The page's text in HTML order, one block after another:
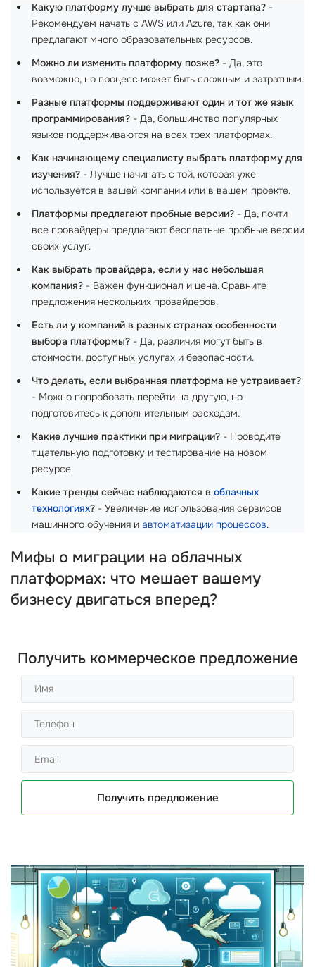
Какую платформу лучше выбрать для стартапа? -
Рекомендуем начать с AWS или Azure, так как они
предлагают много образовательных ресурсов.
Можно ли изменить платформу позже? - Да, это
возможно, но процесс может быть сложным и затратным.
Разные платформы поддерживают один и тот же язык
программирования? - Да, большинство популярных
языков поддерживаются на всех трех платформах.
Как начинающему специалисту выбрать платформу для
изучения? - Лучше начинать с той, которая уже
используется в вашей компании или в вашем проекте.
Платформы предлагают пробные версии? - Да, почти
все провайдеры предлагают бесплатные пробные версии
своих услуг.
Как выбрать провайдера, если у нас небольшая
компания? - Важен функционал и цена. Сравните
предложения нескольких провайдеров.
Есть ли у компаний в разных странах особенности
выбора платформы? - Да, различия могут быть в
стоимости, доступных услугах и безопасности.
Что делать, если выбранная платформа не устраивает?
- Можно попробовать перейти на другую, но
подготовитесь к дополнительным расходам.
Какие лучшие практики при миграции? - Проводите
тщательную подготовку и тестирование на новом
ресурсе.
Какие тренды сейчас наблюдаются в облачных
технологиях? - Увеличение использования сервисов
машинного обучения и автоматизации процессов.
Мифы о миграции на облачных
платформах: что мешает вашему
бизнесу двигаться вперед?
Получить коммерческое предложение
Получить предложение